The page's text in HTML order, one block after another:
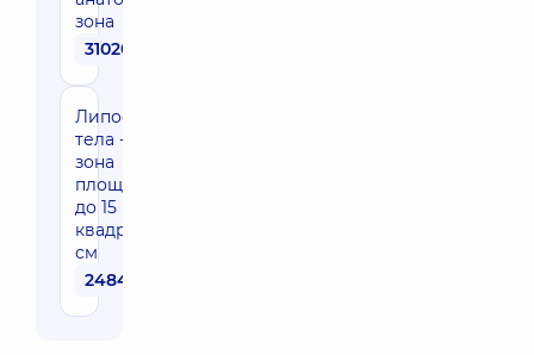
зона
31020 грн
Липосакция
тела - одна
зона
площадью
до 15
квадратных
см
24840 грн